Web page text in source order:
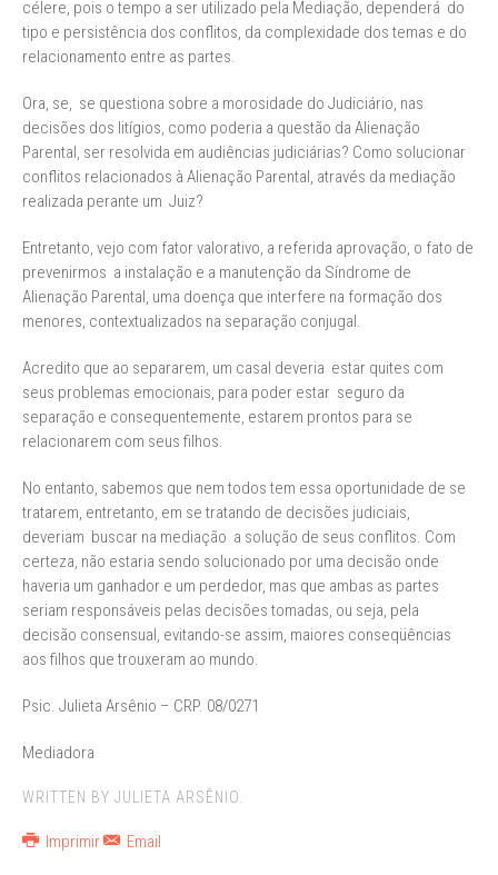
célere, pois o tempo a ser utilizado pela Mediação, dependerá do
tipo e persistência dos conflitos, da complexidade dos temas e do
relacionamento entre as partes.
Ora, se, se questiona sobre a morosidade do Judiciário, nas
decisões dos litígios, como poderia a questão da Alienação
Parental, ser resolvida em audiências judiciárias? Como solucionar
conflitos relacionados à Alienação Parental, através da mediação
realizada perante um Juiz?
Entretanto, vejo com fator valorativo, a referida aprovação, o fato de
prevenirmos a instalação e a manutenção da Síndrome de
Alienação Parental, uma doença que interfere na formação dos
menores, contextualizados na separação conjugal.
Acredito que ao separarem, um casal deveria estar quites com
seus problemas emocionais, para poder estar seguro da
separação e consequentemente, estarem prontos para se
relacionarem com seus filhos.
No entanto, sabemos que nem todos tem essa oportunidade de se
tratarem, entretanto, em se tratando de decisões judiciais,
deveriam buscar na mediação a solução de seus conflitos. Com
certeza, não estaria sendo solucionado por uma decisão onde
haveria um ganhador e um perdedor, mas que ambas as partes
seriam responsáveis pelas decisões tomadas, ou seja, pela
decisão consensual, evitando-se assim, maiores conseqüências
aos filhos que trouxeram ao mundo.
Psic. Julieta Arsênio – CRP. 08/0271
Mediadora
WRITTEN BY JULIETA ARSÊNIO.
Imprimir Email